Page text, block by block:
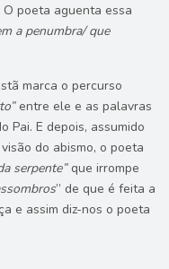
O poeta aguenta essa
a penumbra/ que
marca o percurso
entre ele e as palavras
Pai. E depois, assumido
do abismo, o poeta
serpente”que irrompe
” de que é feita a
e assim diz-nos o poeta